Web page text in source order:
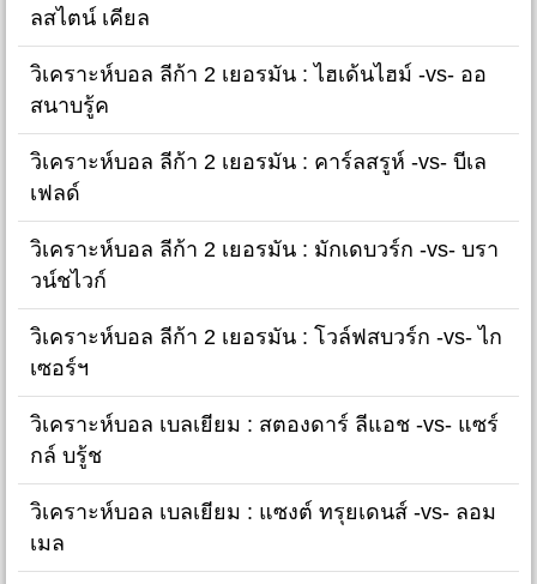
ลสไตน์ เคียล
วิเคราะห์บอล ลีก้า 2 เยอรมัน : ไฮเด้นไฮม์ -vs- ออ
สนาบรู้ค
วิเคราะห์บอล ลีก้า 2 เยอรมัน : คาร์ลสรูห์ -vs- บีเล
เฟลด์
วิเคราะห์บอล ลีก้า 2 เยอรมัน : มักเดบวร์ก -vs- บรา
วน์ชไวก์
วิเคราะห์บอล ลีก้า 2 เยอรมัน : โวล์ฟสบวร์ก -vs- ไก
เซอร์ฯ
วิเคราะห์บอล เบลเยียม : สตองดาร์ ลีแอช -vs- แซร์
กล์ บรู้ช
วิเคราะห์บอล เบลเยียม : แซงต์ ทรุยเดนส์ -vs- ลอม
เมล